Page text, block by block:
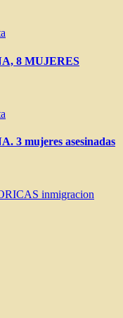
8 MUJERES
3 mujeres asesinadas
inmigracion